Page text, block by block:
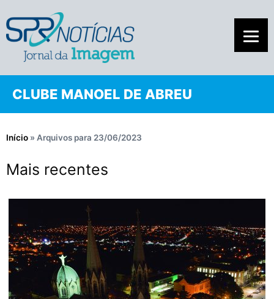
CLUBE MANOEL DE ABREU
Início » Arquivos para 23/06/2023
Mais recentes